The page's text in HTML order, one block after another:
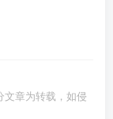
文章为转载，如侵